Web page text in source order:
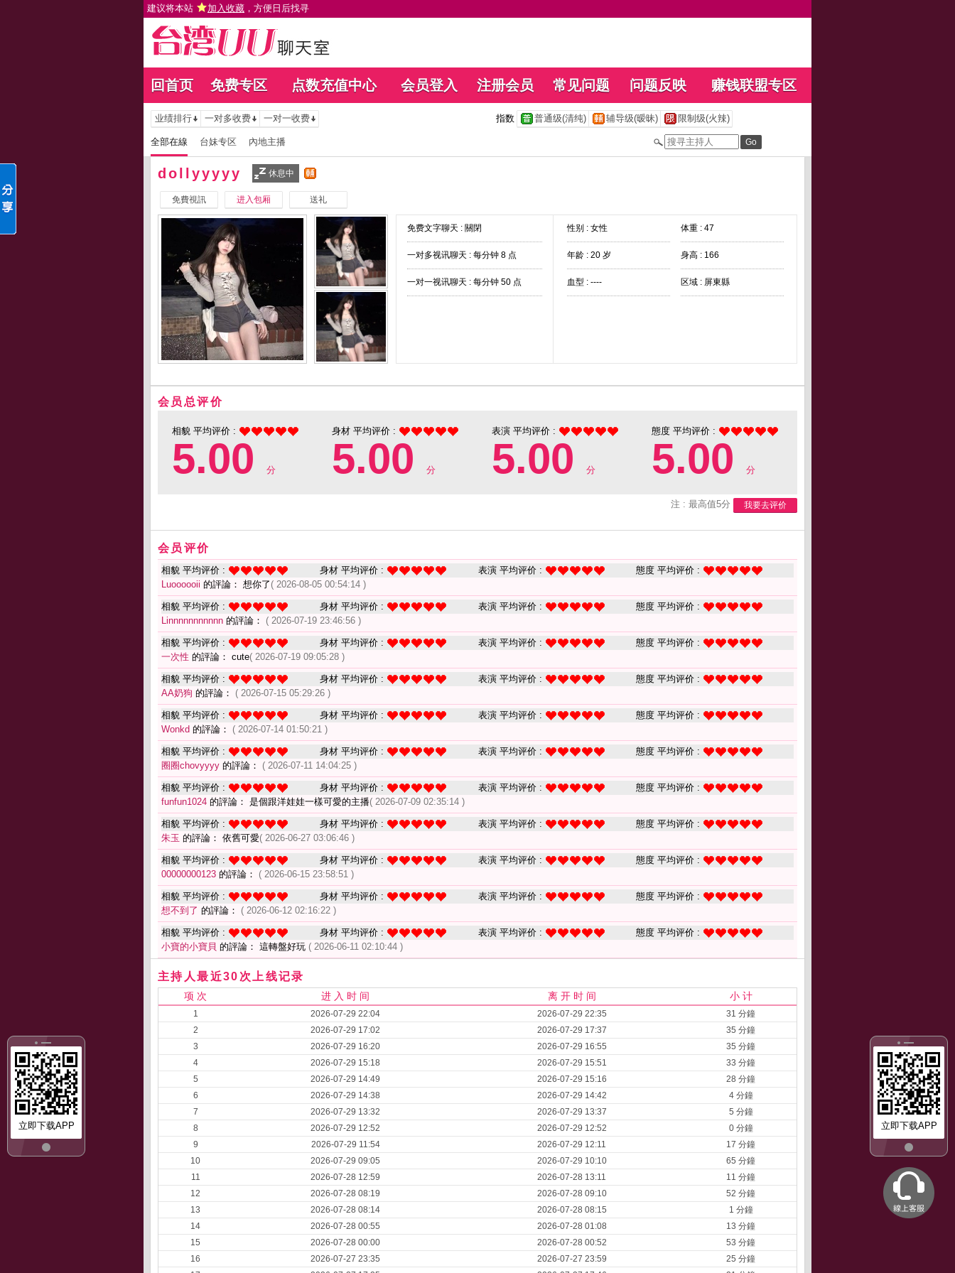
建议将本站 加入收藏 ，方便日后找寻
回首页 免费专区 点数充值中心 会员登入 注册会员 常见问题 问题反映 赚钱联盟专区
立即下载APP
立即下载APP
业绩排行 一对多收费 一对一收费 指数 普通级(清纯) 辅导级(暧昧) 限制级(火辣)
全部在線 台妹专区 內地主播
dollyyyyy 休息中
免費視訊 进入包厢 送礼
免费文字聊天 : 關閉
一对多视讯聊天 : 每分钟 8 点
一对一视讯聊天 : 每分钟 50 点
性别 : 女性 体重 : 47
年龄 : 20 岁 身高 : 166
血型 : ---- 区域 : 屏東縣
会员总评价
相貌 平均评价 :
5.00 分
身材 平均评价 :
5.00 分
表演 平均评价 :
5.00 分
態度 平均评价 :
5.00 分
注 : 最高值5分 我要去评价
会员评价
相貌 平均评价 : 身材 平均评价 : 表演 平均评价 :
態度 平均评价 :
Luoooooii 的評論： 想你了 ( 2026-08-05 00:54:14 )
相貌 平均评价 : 身材 平均评价 : 表演 平均评价 :
態度 平均评价 :
Linnnnnnnnnnn 的評論： ( 2026-07-19 23:46:56 )
相貌 平均评价 : 身材 平均评价 : 表演 平均评价 :
態度 平均评价 :
一次性 的評論： cute( 2026-07-19 09:05:28 )
相貌 平均评价 : 身材 平均评价 : 表演 平均评价 :
態度 平均评价 :
AA奶狗 的評論： ( 2026-07-15 05:29:26 )
相貌 平均评价 : 身材 平均评价 : 表演 平均评价 :
態度 平均评价 :
Wonkd 的評論： ( 2026-07-14 01:50:21 )
相貌 平均评价 : 身材 平均评价 : 表演 平均评价 :
態度 平均评价 :
圈圈chovyyyy 的評論： ( 2026-07-11 14:04:25 )
相貌 平均评价 : 身材 平均评价 : 表演 平均评价 :
態度 平均评价 :
funfun1024 的評論： 是個跟洋娃娃一樣可愛的主播( 2026-07-09 02:35:14 )
相貌 平均评价 : 身材 平均评价 : 表演 平均评价 :
態度 平均评价 :
朱玉 的評論： 依舊可愛( 2026-06-27 03:06:46 )
相貌 平均评价 : 身材 平均评价 : 表演 平均评价 :
態度 平均评价 :
00000000123 的評論： ( 2026-06-15 23:58:51 )
相貌 平均评价 : 身材 平均评价 : 表演 平均评价 :
態度 平均评价 :
想不到了 的評論： ( 2026-06-12 02:16:22 )
相貌 平均评价 : 身材 平均评价 : 表演 平均评价 :
態度 平均评价 :
小寶的小寶貝 的評論： 這轉盤好玩 ( 2026-06-11 02:10:44 )
主持人最近30次上线记录
项 次 进 入 时 间 离 开 时 间 小 计
1 2026-07-29 22:04 2026-07-29 22:35
31 分鐘
2
2026-07-29 17:02 2026-07-29 17:37
35 分鐘
3
2026-07-29 16:20 2026-07-29 16:55
35 分鐘
4
2026-07-29 15:18 2026-07-29 15:51
33 分鐘
5
2026-07-29 14:49 2026-07-29 15:16
28 分鐘
6
2026-07-29 14:38 2026-07-29 14:42
4 分鐘
7
2026-07-29 13:32 2026-07-29 13:37
5 分鐘
8
2026-07-29 12:52 2026-07-29 12:52
0 分鐘
9
2026-07-29 11:54 2026-07-29 12:11
17 分鐘
10
2026-07-29 09:05 2026-07-29 10:10
65 分鐘
11
2026-07-28 12:59 2026-07-28 13:11
11 分鐘
12
2026-07-28 08:19 2026-07-28 09:10
52 分鐘
13
2026-07-28 08:14 2026-07-28 08:15
1 分鐘
14
2026-07-28 00:55 2026-07-28 01:08
13 分鐘
15
2026-07-28 00:00 2026-07-28 00:52
53 分鐘
16
2026-07-27 23:35 2026-07-27 23:59
25 分鐘